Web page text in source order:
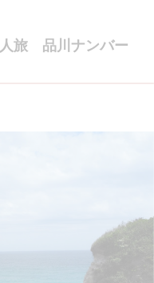
人旅 品川ナンバー